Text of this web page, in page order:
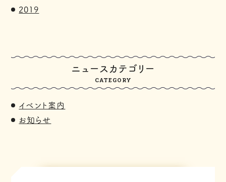
2019
ニュースカテゴリー
CATEGORY
イベント案内
お知らせ